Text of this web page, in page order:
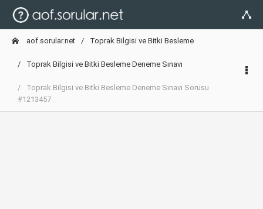
aof.sorular.net Toprak Bilgisi ve Bitki Besleme
Toprak Bilgisi ve Bitki Besleme Deneme Sınavı
Toprak Bilgisi ve Bitki Besleme Deneme Sınavı Sorusu
#1213457